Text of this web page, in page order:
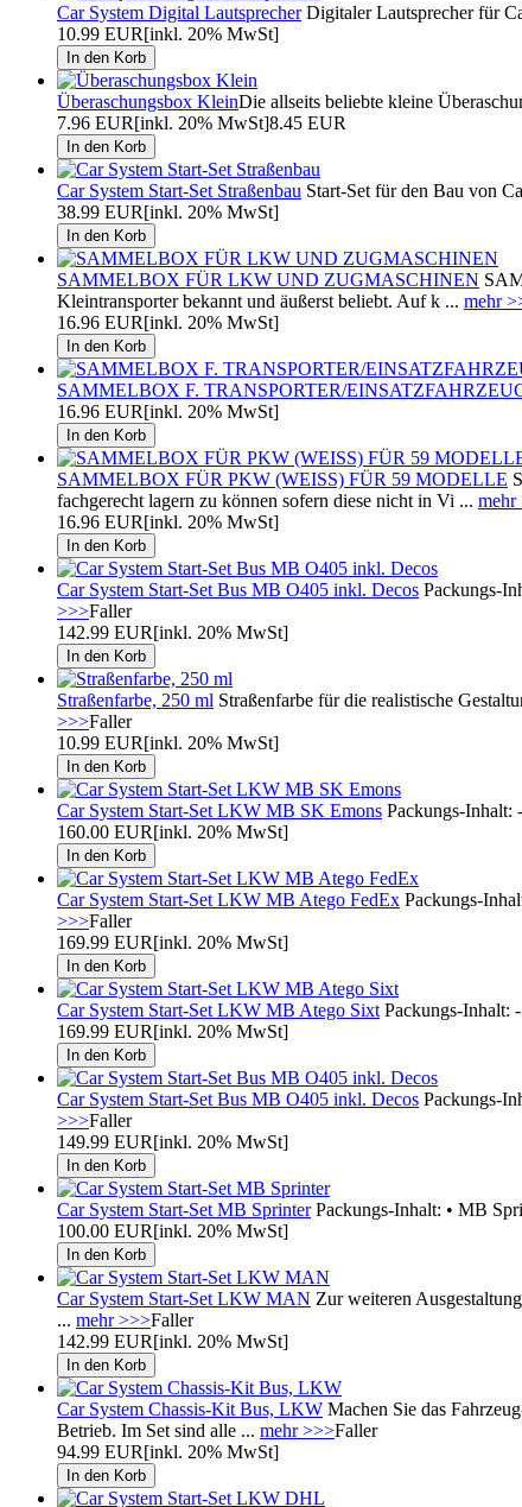
Car System Digital LautsprecherDigitaler Lautsprecher für
10.99 EUR[inkl. 20% MwSt]
Überaschungsbox KleinDie allseits beliebte kleine
7.96 EUR[inkl. 20% MwSt]8.45 EUR
Car System Start-Set Straßenbau Start-Set für den Bau von
38.99 EUR[inkl. 20% MwSt]
SAMMELBOX FÜR LKW UND ZUGMASCHINEN
Kleintransporter bekannt und äußerst beliebt. Auf k ... mehr
16.96 EUR[inkl. 20% MwSt]
SAMMELBOX F. TRANSPORTER/
16.96 EUR[inkl. 20% MwSt]
SAMMELBOX FÜR PKW (WEISS) FÜR 59 MODELLE
fachgerecht lagern zu können sofern diese nicht in Vi ... mehr
16.96 EUR[inkl. 20% MwSt]
Car System Start-Set Bus MB O405 inkl. Decos Packungs-
>>>Faller
142.99 EUR[inkl. 20% MwSt]
Straßenfarbe, 250 ml Straßenfarbe für die realistische
>>>Faller
10.99 EUR[inkl. 20% MwSt]
Car System Start-Set LKW MB SK Emons Packungs-Inhalt:
160.00 EUR[inkl. 20% MwSt]
Car System Start-Set LKW MB Atego FedEx Packungs-
>>>Faller
169.99 EUR[inkl. 20% MwSt]
Car System Start-Set LKW MB Atego Sixt Packungs-Inhalt:
169.99 EUR[inkl. 20% MwSt]
Car System Start-Set Bus MB O405 inkl. Decos Packungs-
>>>Faller
149.99 EUR[inkl. 20% MwSt]
Car System Start-Set MB SprinterPackungs-Inhalt: • MB
100.00 EUR[inkl. 20% MwSt]
Car System Start-Set LKW MAN Zur weiteren
... mehr >>>Faller
142.99 EUR[inkl. 20% MwSt]
Car System Chassis-Kit Bus, LKW Machen Sie das
Betrieb. Im Set sind alle ... mehr >>>Faller
94.99 EUR[inkl. 20% MwSt]